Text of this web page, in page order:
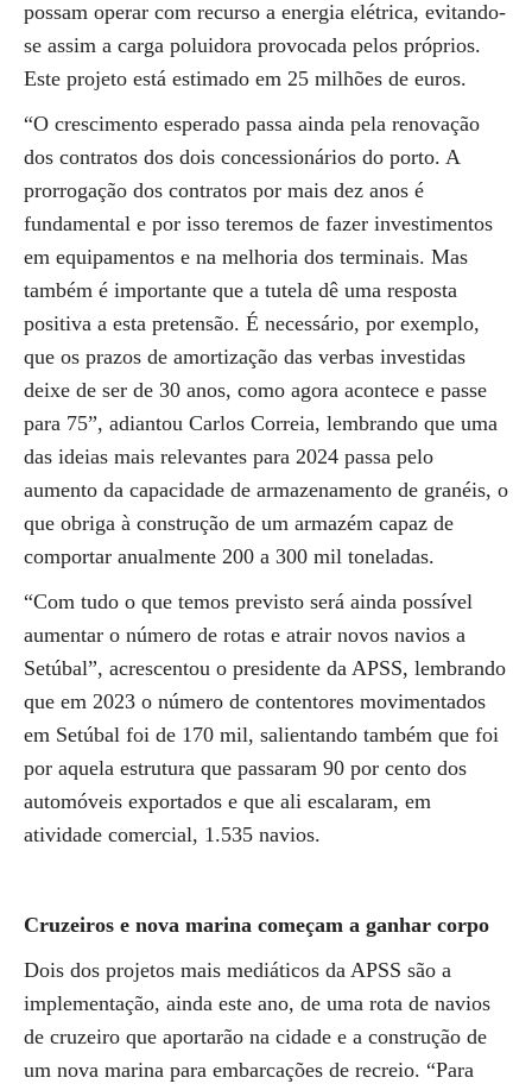
possam operar com recurso a energia elétrica, evitando-
se assim a carga poluidora provocada pelos próprios.
Este projeto está estimado em 25 milhões de euros.
“O crescimento esperado passa ainda pela renovação
dos contratos dos dois concessionários do porto. A
prorrogação dos contratos por mais dez anos é
fundamental e por isso teremos de fazer investimentos
em equipamentos e na melhoria dos terminais. Mas
também é importante que a tutela dê uma resposta
positiva a esta pretensão. É necessário, por exemplo,
que os prazos de amortização das verbas investidas
deixe de ser de 30 anos, como agora acontece e passe
para 75”, adiantou Carlos Correia, lembrando que uma
das ideias mais relevantes para 2024 passa pelo
aumento da capacidade de armazenamento de granéis, o
que obriga à construção de um armazém capaz de
comportar anualmente 200 a 300 mil toneladas.
“Com tudo o que temos previsto será ainda possível
aumentar o número de rotas e atrair novos navios a
Setúbal”, acrescentou o presidente da APSS, lembrando
que em 2023 o número de contentores movimentados
em Setúbal foi de 170 mil, salientando também que foi
por aquela estrutura que passaram 90 por cento dos
automóveis exportados e que ali escalaram, em
atividade comercial, 1.535 navios.
Cruzeiros e nova marina começam a ganhar corpo
Dois dos projetos mais mediáticos da APSS são a
implementação, ainda este ano, de uma rota de navios
de cruzeiro que aportarão na cidade e a construção de
um nova marina para embarcações de recreio. “Para